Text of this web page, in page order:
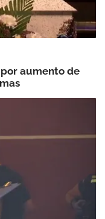
aumento de